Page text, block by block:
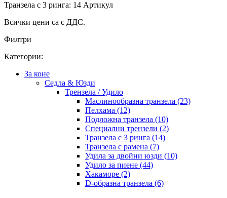
Транзела с 3 ринга: 14 Артикул
Всички цени са с ДДС.
Филтри
Категории:
За коне
Седла & Юзди
Трензела / Удило
Маслинообразна транзела (23)
Пелхама (12)
Подложна транзела (10)
Специални трензели (2)
Транзела с 3 ринга (14)
Транзела с рамена (7)
Удила за двойни юзди (10)
Удило за пиене (44)
Хакаморе (2)
D-образна транзела (6)